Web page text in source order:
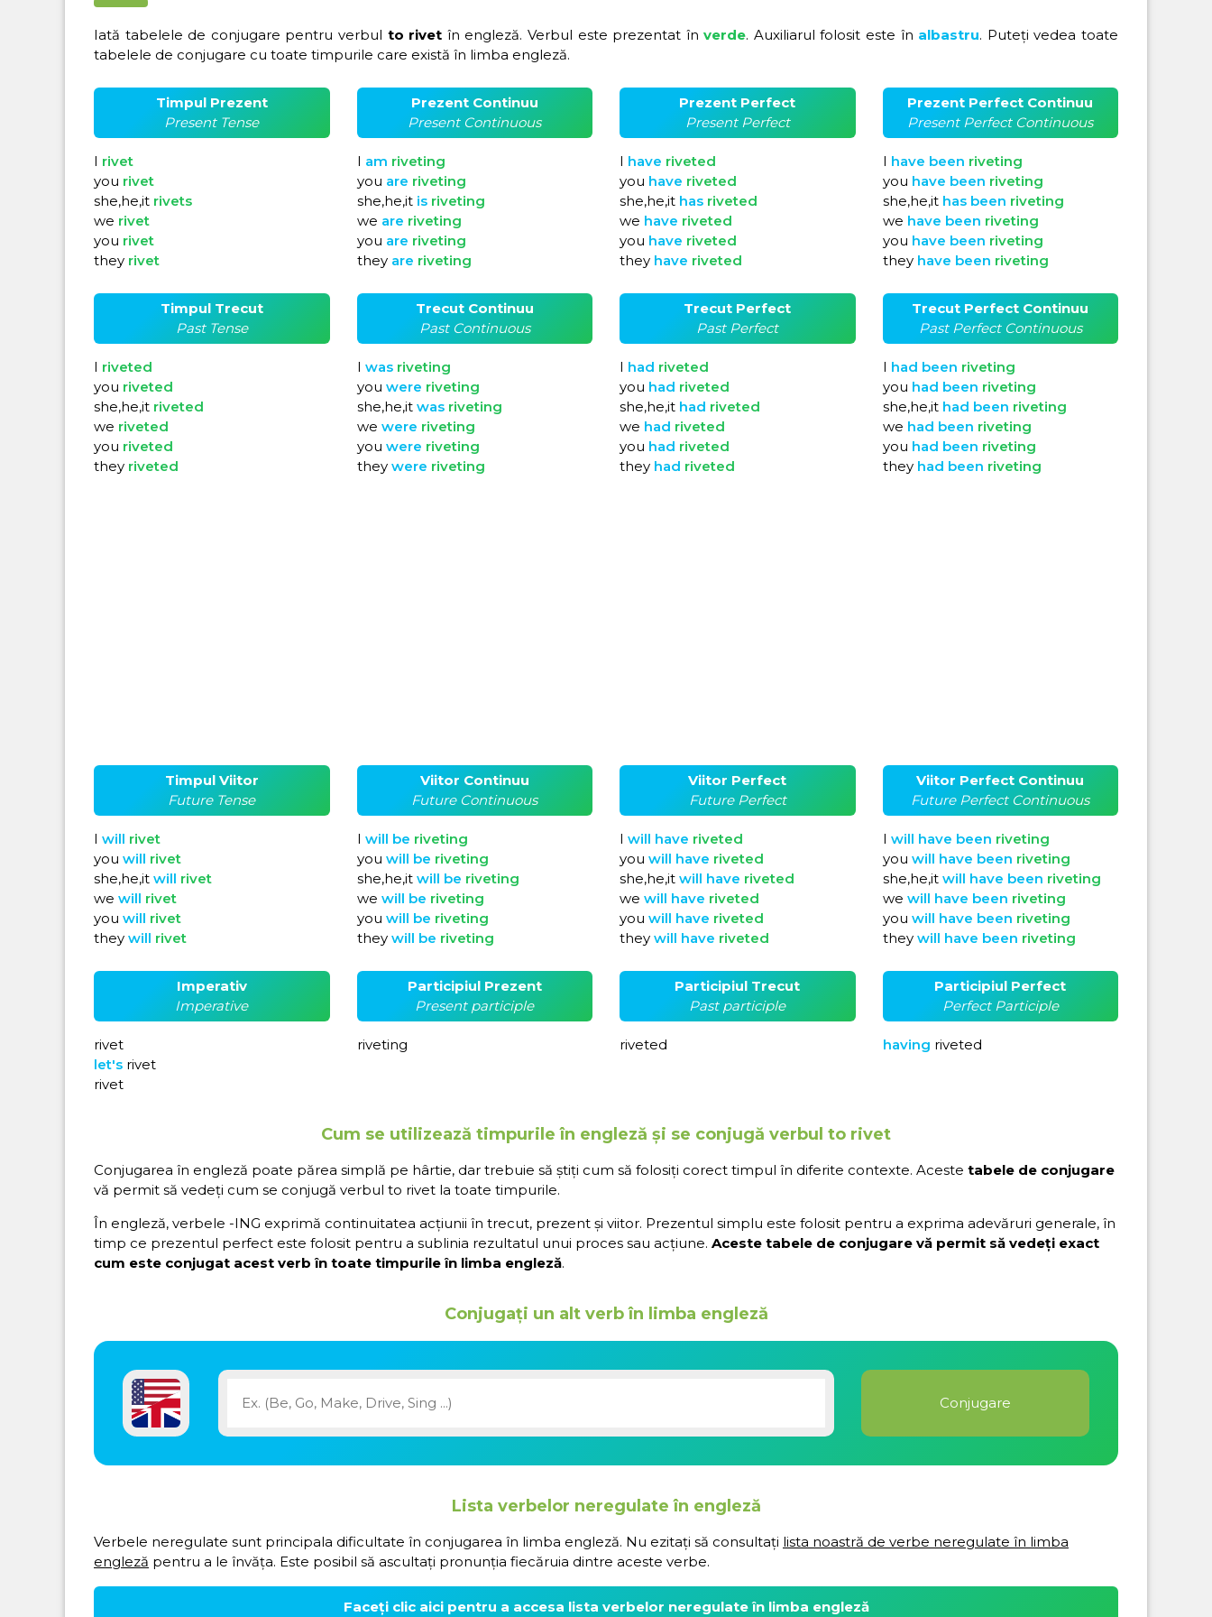
Iată tabelele de conjugare pentru verbul to rivet în engleză. Verbul este prezentat înverde. Auxiliarul folosit este în albastru. Puteți vedea toate
tabelele de conjugare cu toate timpurile care există în limba engleză.
Timpul Prezent
Present Tense
I rivet
you rivet
she,he,it rivets
we rivet
you rivet
they rivet
Prezent Continuu
Present Continuous
I am riveting
you are riveting
she,he,it is riveting
we are riveting
you are riveting
they are riveting
Prezent Perfect
Present Perfect
I have riveted
you have riveted
she,he,it has riveted
we have riveted
you have riveted
they have riveted
Prezent Perfect Continuu
Present Perfect Continuous
I have been riveting
you have been riveting
she,he,it has been riveting
we have been riveting
you have been riveting
they have been riveting
Timpul Trecut
Past Tense
I riveted
you riveted
she,he,it riveted
we riveted
you riveted
they riveted
Trecut Continuu
Past Continuous
I was riveting
you were riveting
she,he,it was riveting
we were riveting
you were riveting
they were riveting
Trecut Perfect
Past Perfect
I had riveted
you had riveted
she,he,it had riveted
we had riveted
you had riveted
they had riveted
Trecut Perfect Continuu
Past Perfect Continuous
I had been riveting
you had been riveting
she,he,it had been riveting
we had been riveting
you had been riveting
they had been riveting
Timpul Viitor
Future Tense
I will rivet
you will rivet
she,he,it will rivet
we will rivet
you will rivet
they will rivet
Viitor Continuu
Future Continuous
I will be riveting
you will be riveting
she,he,it will be riveting
we will be riveting
you will be riveting
they will be riveting
Viitor Perfect
Future Perfect
I will have riveted
you will have riveted
she,he,it will have riveted
we will have riveted
you will have riveted
they will have riveted
Viitor Perfect Continuu
Future Perfect Continuous
I will have been riveting
you will have been riveting
she,he,it will have been riveting
we will have been riveting
you will have been riveting
they will have been riveting
Imperativ
Imperative
rivet
let's rivet
rivet
Participiul Prezent
Present participle
riveting
Participiul Trecut
Past participle
riveted
Participiul Perfect
Perfect Participle
having riveted
Cum se utilizează timpurile în engleză și se conjugă verbul to rivet
Conjugarea în engleză poate părea simplă pe hârtie, dar trebuie să știți cum să folosiți corect timpul în diferite contexte. Aceste tabele de conjugare
vă permit să vedeți cum se conjugă verbul to rivet la toate timpurile.
În engleză, verbele -ING exprimă continuitatea acțiunii în trecut, prezent și viitor. Prezentul simplu este folosit pentru a exprima adevăruri generale, în
timp ce prezentul perfect este folosit pentru a sublinia rezultatul unui proces sau acțiune. Aceste tabele de conjugare vă permit să vedeți exact
cum este conjugat acest verb în toate timpurile în limba engleză.
Conjugați un alt verb în limba engleză
Lista verbelor neregulate în engleză
Verbele neregulate sunt principala dificultate în conjugarea în limba engleză. Nu ezitați să consultați lista noastră de verbe neregulate în limba
engleză pentru a le învăța. Este posibil să ascultați pronunția fiecăruia dintre aceste verbe.
Faceți clic aici pentru a accesa lista verbelor neregulate în limba engleză